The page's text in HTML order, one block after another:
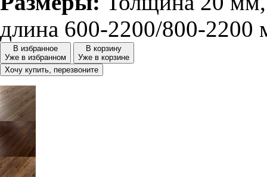
длина 600-2200/800-2200
В избранное
Уже в избранном
В корзину
Уже в корзине
Хочу купить, перезвоните